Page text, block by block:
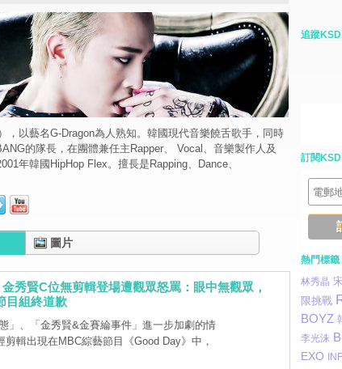
，以藝名G-Dragon為人熟知。韓國現代音樂饒舌歌手，同時
的隊長，在團體兼任主Rapper、 Vocal、音樂製作人及
年韓國HipHop Flex。擅長是Rapping、Dance、
圖片
金秀賢C位無剪輯登場遭觀眾怒罵：眼中無觀眾，
目組終道歉
」、「金秀賢&金賽綸事件」進一步加劇的情
剪輯出現在MBC綜藝節目《Good Day》中，
追蹤KSD
訂閱KSD
熱門標籤
林秀晶
限挑戰
BOYZ
李光洙
EXO